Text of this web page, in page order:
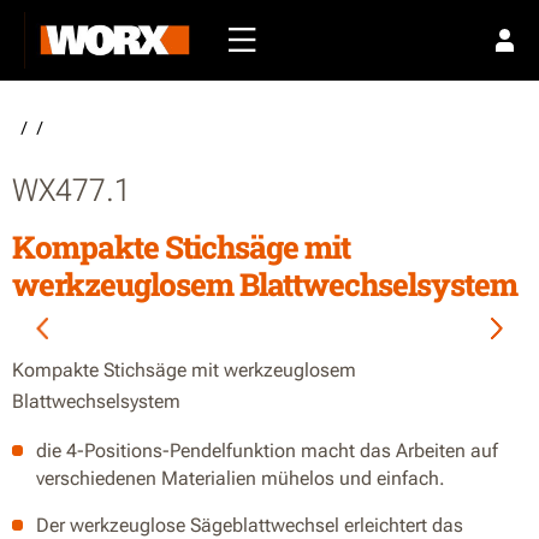
/ /
WX477.1
Kompakte Stichsäge mit
werkzeuglosem Blattwechselsystem
Kompakte Stichsäge mit werkzeuglosem
Blattwechselsystem
die 4-Positions-Pendelfunktion macht das Arbeiten auf
verschiedenen Materialien mühelos und einfach.
Der werkzeuglose Sägeblattwechsel erleichtert das